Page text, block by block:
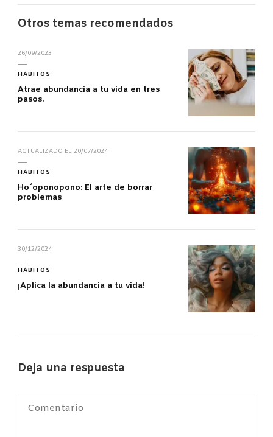
Otros temas recomendados
26/09/2023
HÁBITOS
Atrae abundancia a tu vida en tres
pasos.
ACTUALIZADO EL 20/07/2024
HÁBITOS
Ho´oponopono: El arte de borrar
problemas
30/12/2024
HÁBITOS
¡Aplica la abundancia a tu vida!
Deja una respuesta